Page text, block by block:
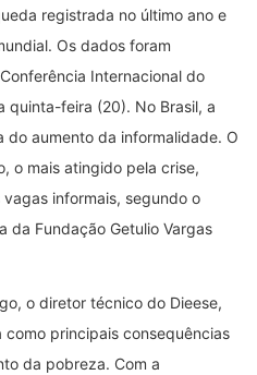
registrada no último ano e
Os dados foram
Internacional do
quinta-feira (20). No Brasil, a
aumento da informalidade. O
o mais atingido pela crise,
informais, segundo o
da Fundação Getulio Vargas
o diretor técnico do Dieese,
como principais consequências
da pobreza. Com a